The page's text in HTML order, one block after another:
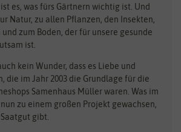
Dürr-Samen
Feldsaaten Freudenberger
Fertil
Flora Elite
ist es, was fürs Gärtnern wichtig ist. Und
Natur, zu allen Pflanzen, den Insekten,
zum Boden, der für unsere gesunde
ist.
kein Wunder, dass es Liebe und
die im Jahr 2003 die Grundlage für die
Samenhaus Müller waren. Was im
zu einem großen Projekt gewachsen,
gibt.